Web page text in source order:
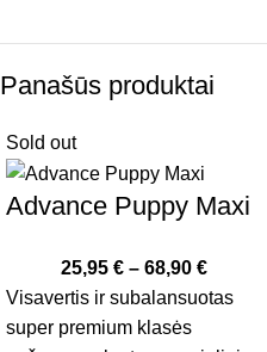
Panašūs produktai
Sold out
Advance Puppy Maxi
25,95 € – 68,90 €
Visavertis ir subalansuotas
super premium klasės